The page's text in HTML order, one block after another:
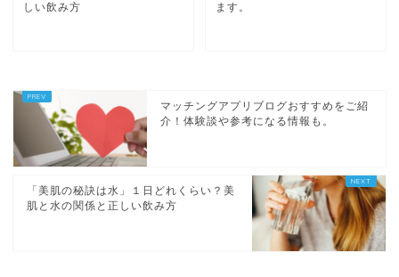
しい飲み方
ます。
マッチングアプリブログおすすめをご紹
介！体験談や参考になる情報も。
「美肌の秘訣は水」１日どれくらい？美
肌と水の関係と正しい飲み方